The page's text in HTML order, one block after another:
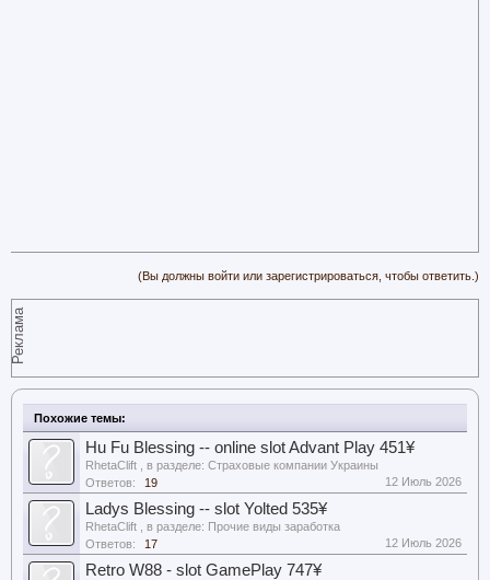
(Вы должны войти или зарегистрироваться, чтобы ответить.)
Реклама
Похожие темы:
Hu Fu Blessing -- online slot Advant Play 451¥
RhetaClift , в разделе: Страховые компании Украины
Ответов:
19 12 Июль 2026
Ladys Blessing -- slot Yolted 535¥
RhetaClift , в разделе: Прочие виды заработка
Ответов:
17 12 Июль 2026
Retro W88 - slot GamePlay 747¥